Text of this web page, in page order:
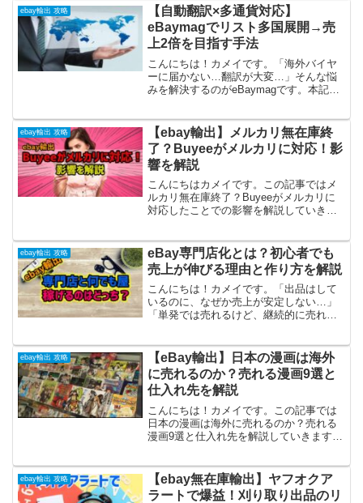
然販売できるチャンスは増えますよね？
効果的に...
ebay輸出 攻略
【自動翻訳×多通貨対応】
eBaymagでリスト多国展開→売
上2倍を目指す手法
こんにちは！カメイです。「海外バイヤ
ーに届かない…翻訳が大変…」そんな悩
みを解決するのがeBaymagです。本記事
応 × 多通貨設定」でリスティングの見つ
けられやすさを...
ebay輸出 攻略
【ebay輸出】メルカリ無在庫終
了？Buyeeがメルカリに対応！影
響を解説
こんにちはカメイです。この記事ではメ
ルカリ無在庫終了？Buyeeがメルカリに
対応したことでの影響を解説していきま
入サービス「Buyee」（バイイー）と連
携。...
ebay輸出 攻略
eBay専門店化とは？初心者でも
売上が伸びる理由と作り方を解説
こんにちは！カメイです。「出品はして
いるのに、なぜか売上が安定しない…」
「単発では売れるけど、継続的に売れな
品して。それでも結果が出ないと、「や
り方が間違っているのかな...
ebay輸出 攻略
【eBay輸出】日本の漫画は海外
に売れるのか？売れる漫画9選と
仕入れ先を解説
こんにちは！カメイです。この記事では
日本の漫画は海外に売れるのか？売れる
漫画9選と仕入れ先を解説していきます。
れる方も多いと思います。日本と言えば
アニメ、漫画とい...
ebay輸出 攻略
【ebay無在庫輸出】ヤフオクア
ラートで爆益！刈り取り出品のリ